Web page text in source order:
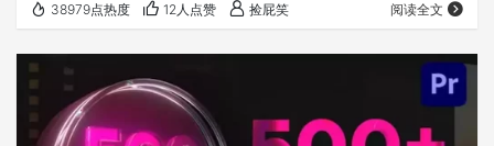
Saturation - REC709 DARK.cube 2. MATTI SPECIAL Slog
3 S CINETONE with plus…
38979点热度 12人点赞 捡屁笑 阅读全文